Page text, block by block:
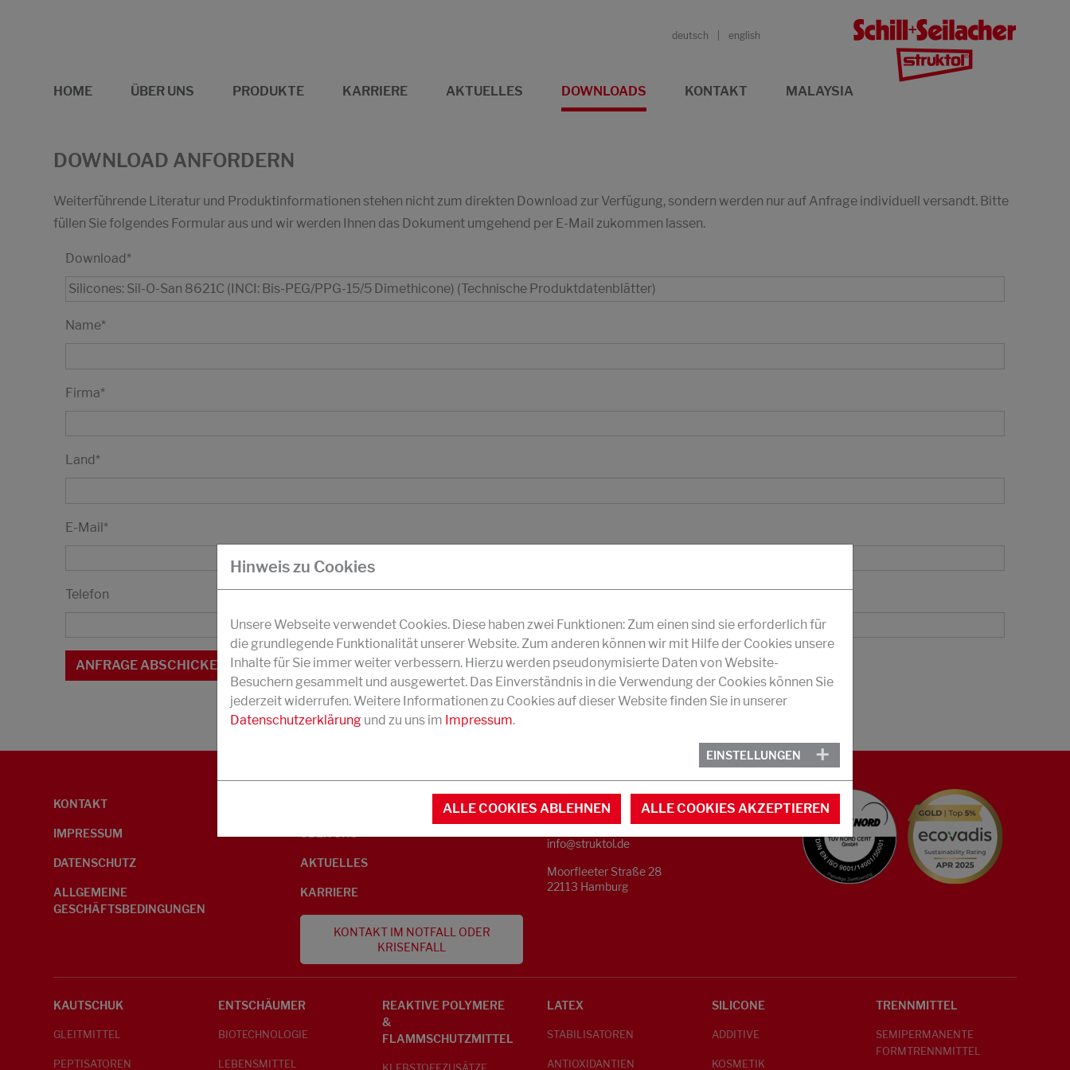
deutsch english
HOME ÜBER UNS PRODUKTE KARRIERE AKTUELLES DOWNLOADS KONTAKT MALAYSIA
DOWNLOAD ANFORDERN
Weiterführende Literatur und Produktinformationen stehen nicht zum direkten Download zur Verfügung, sondern werden nur auf Anfrage individuell versandt. Bitte
füllen Sie folgendes Formular aus und wir werden Ihnen das Dokument umgehend per E-Mail zukommen lassen.
Download*
Name*
Firma*
Land*
E-Mail*
Telefon
KONTAKT
IMPRESSUM
DATENSCHUTZ
ALLGEMEINE
GESCHÄFTSBEDINGUNGEN
UMWELTINFORMATIONEN
AKTUELLES
KARRIERE
KONTAKT IM NOTFALL ODER
KRISENFALL
KONTAKT
Telefon +49 40 733 62 - 0
info@struktol.de
Moorfleeter Straße 28
22113 Hamburg
KAUTSCHUK
GLEITMITTEL
PEPTISATOREN
ENTSCHÄUMER
BIOTECHNOLOGIE
LEBENSMITTEL
REAKTIVE POLYMERE
&
FLAMMSCHUTZMITTEL
LATEX
STABILISATOREN
ANTIOXIDANTIEN
SILICONE
ADDITIVE
KOSMETIK
TRENNMITTEL
SEMIPERMANENTE
FORMTRENNMITTEL
Hinweis zu Cookies
Unsere Webseite verwendet Cookies. Diese haben zwei Funktionen: Zum einen sind sie erforderlich für
die grundlegende Funktionalität unserer Website. Zum anderen können wir mit Hilfe der Cookies unsere
Inhalte für Sie immer weiter verbessern. Hierzu werden pseudonymisierte Daten von Website-
Besuchern gesammelt und ausgewertet. Das Einverständnis in die Verwendung der Cookies können Sie
jederzeit widerrufen. Weitere Informationen zu Cookies auf dieser Website finden Sie in unserer
Datenschutzerklärung und zu uns im Impressum.
EINSTELLUNGEN
ALLE COOKIES ABLEHNEN ALLE COOKIES AKZEPTIEREN